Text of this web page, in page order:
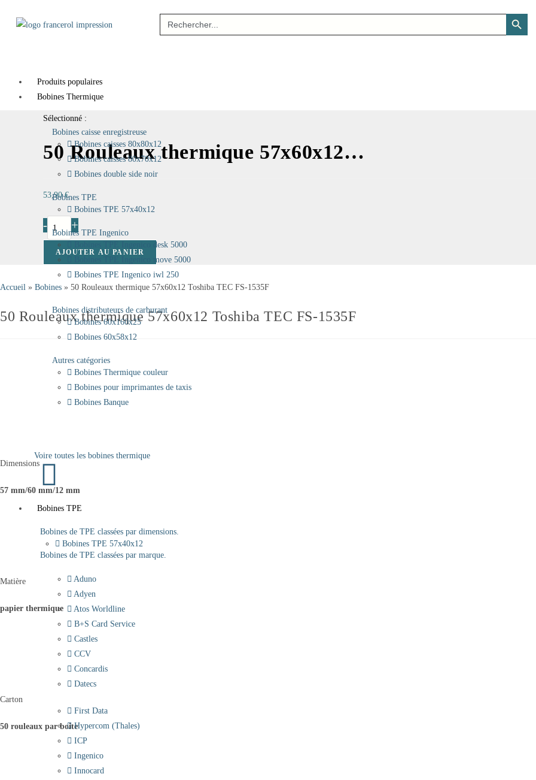
Search
for:
SEARCH
Produits populaires
Bobines Thermique
Bobines caisse enregistreuse
Bobines caisses 80x80x12
Bobines caisses 80x70x12
Bobines double side noir
Bobines TPE
Bobines TPE 57x40x12
Bobines TPE Ingenico
Bobines TPE Ingenico desk 5000
Bobines TPE Ingenico move 5000
Bobines TPE Ingenico iwl 250
Bobines distributeurs de carburant
Bobines 60x160x25
Bobines 60x58x12
Autres catégories
Bobines Thermique couleur
Bobines pour imprimantes de taxis
Bobines Banque
Voire toutes les bobines thermique
Bobines TPE
Bobines de TPE classées par dimensions.
Bobines TPE 57x40x12
Bobines de TPE classées par marque.
Aduno
Adyen
Atos Worldline
B+S Card Service
Castles
CCV
Concardis
Datecs
First Data
Hypercom (Thales)
ICP
Ingenico
Innocard
Sélectionné :
50 Rouleaux thermique 57x60x12…
53,90€
- +
AJOUTER AU PANIER
Accueil » Bobines » 50 Rouleaux thermique 57x60x12 Toshiba TEC FS-1535F
50 Rouleaux thermique 57x60x12 Toshiba TEC FS-1535F
Dimensions
57 mm/60 mm/12 mm
Matière
papier thermique
Carton
50 rouleaux par boite